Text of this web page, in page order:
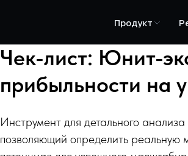
Продукт
Чек-лист: Юнит-
прибыльности на
Инструмент для детального
позволяющий определить реальную